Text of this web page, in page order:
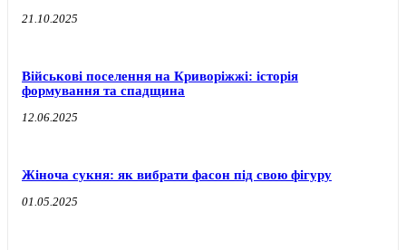
21.10.2025
Військові поселення на Криворіжжі: історія
формування та спадщина
12.06.2025
Жіноча сукня: як вибрати фасон під свою фігуру
01.05.2025